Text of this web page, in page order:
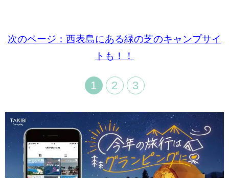
次のページ：西表島にある緑の芝のキャンプサイ
トも！！
1 2 3